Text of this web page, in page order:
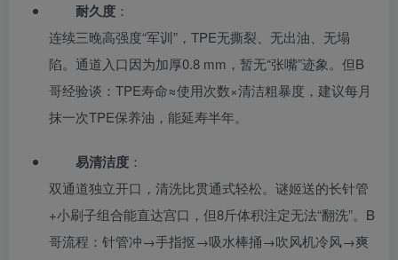
耐久度 ：
连续三晚高强度“军训”，TPE无撕裂、无出油、无塌
陷。通道入口因为加厚0.8 mm，暂无“张嘴”迹象。但B
哥经验谈：TPE寿命≈使用次数×清洁粗暴度，建议每月
抹一次TPE保养油，能延寿半年。
易清洁度 ：
双通道独立开口，清洗比贯通式轻松。谜姬送的长针管
+小刷子组合能直达宫口，但8斤体积注定无法“翻洗”。B
哥流程：针管冲→手指抠→吸水棒捅→吹风机冷风→爽